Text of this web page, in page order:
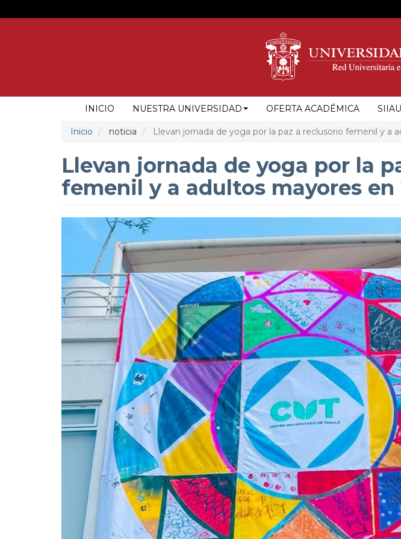
al
NAVEGACIÓN
PRINCIPAL
INICIO NUESTRA UNIVERSIDAD OFERTA ACADÉMICA SIIAU
Inicio noticia Llevan jornada de yoga por la paz a reclusorio femenil y a
Llevan jornada de yoga por la
femenil y a adultos mayores en